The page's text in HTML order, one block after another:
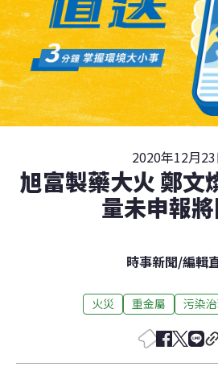
2020年12月23
旭富製藥大火 鄭文
量未申報
時事新聞/編輯
火災 重金屬 污染